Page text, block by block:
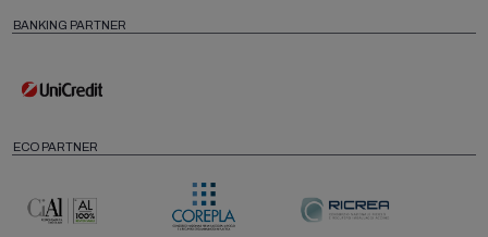
BANKING PARTNER
ECO PARTNER